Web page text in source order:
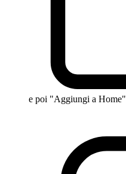
e poi "Aggiungi a Home"